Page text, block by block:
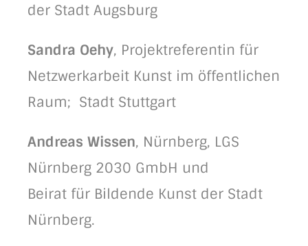
der Stadt Augsburg
Sandra Oehy, Projektreferentin für
Netzwerkarbeit Kunst im öffentlichen
Raum; Stadt Stuttgart
Andreas Wissen, Nürnberg, LGS
Nürnberg 2030 GmbH und
Beirat für Bildende Kunst der Stadt
Nürnberg.